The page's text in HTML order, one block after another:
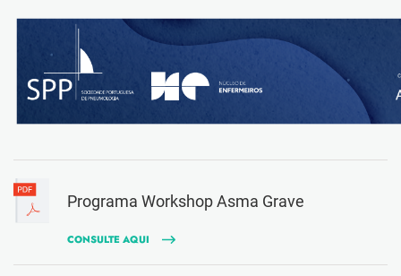
Programa Workshop Asma Grave
CONSULTE AQUI